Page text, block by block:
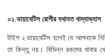
০১.ডায়াবেটিস রোগীর যথাযত খাদ্যাভ্যাস
টাইপ ২ ডায়াবেটিস হলেই যে আপনাকে
তা কিন্তু নয়। বিভিন্ন রকমের খাবার